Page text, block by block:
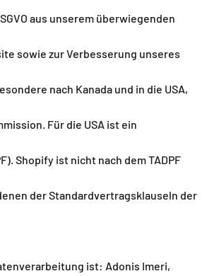
aus unserem überwiegenden
sowie zur Verbesserung unseres
nach Kanada und in die USA,
Für die USA ist ein
Shopify ist nicht nach dem TADPF
der Standardvertragsklauseln der
ist: Adonis Imeri,